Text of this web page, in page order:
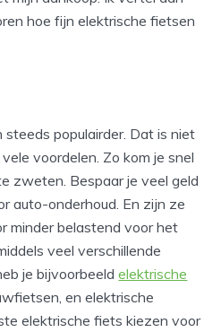
hoe fijn elektrische fietsen
populairder. Dat is niet
voordelen. Zo kom je snel
zweten. Bespaar je veel geld
auto-onderhoud. En zijn ze
minder belastend voor het
veel verschillende
je bijvoorbeeldelektrische
en elektrische
elektrische fiets kiezen voor